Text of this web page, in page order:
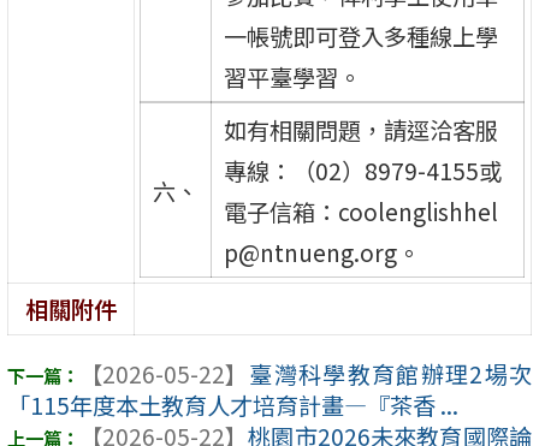
一帳號即可登入多種線上學
習平臺學習。
六、
如有相關問題，請逕洽客服
專線：（02）8979-4155或
電子信箱：coolenglishhel
p@ntnueng.org。
相關附件
【2026-05-22】 臺灣科學教育館辦理2場次
「115年度本土教育人才培育計畫—『茶香 ...
【2026-05-22】 桃園市2026未來教育國際論